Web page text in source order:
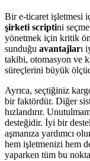
Bir e-ticaret işletmesi
şirketi scriptini
yönetmek için kritik
sunduğu avantajları
takibi, otomasyon ve
süreçlerini büyük
Ayrıca, seçtiğiniz
bir faktördür. Diğer
hızlandırır.
desteğidir. İyi bir
aşmanıza yardımcı
hem işletmenizi hem
yaparken tüm bu